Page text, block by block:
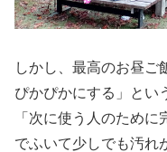
しかし、最高のお昼ご
ぴかぴかにする」とい
「次に使う人のため
でふいて少しでも汚れ